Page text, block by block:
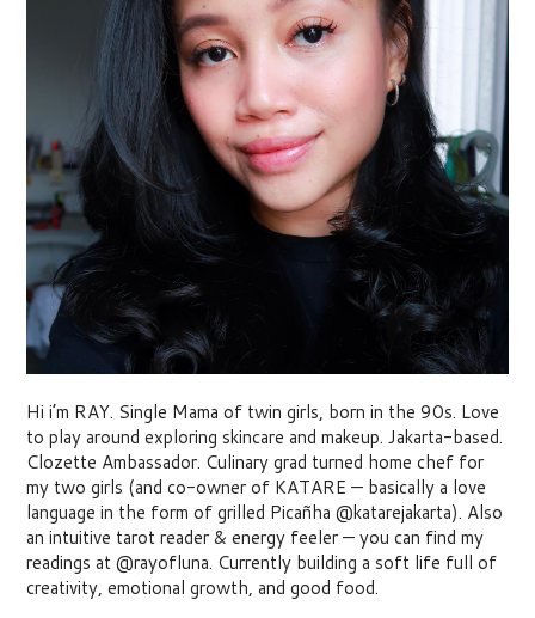
Hi i’m RAY. Single Mama of twin girls, born in the 90s. Love
to play around exploring skincare and makeup. Jakarta-based.
Clozette Ambassador. Culinary grad turned home chef for
my two girls (and co-owner of KATARE — basically a love
language in the form of grilled Picañha @katarejakarta). Also
an intuitive tarot reader & energy feeler — you can find my
readings at @rayofluna. Currently building a soft life full of
creativity, emotional growth, and good food.